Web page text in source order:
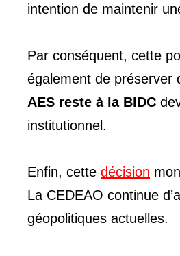
intention de maintenir
Par conséquent, cette
également de préserver
AES reste à la BIDC
institutionnel.
Enfin, cette décision
La CEDEAO continue
géopolitiques actuelles.